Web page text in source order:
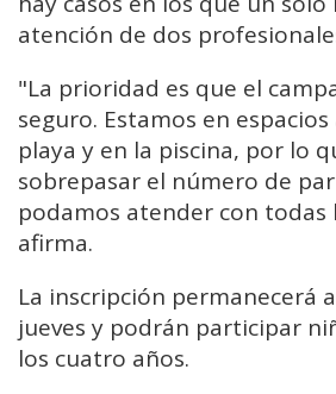
atención de dos
"La prioridad es que el
seguro. Estamos en
playa y en la piscina, por lo
sobrepasar el número de
podamos atender con todas
afirma.
La inscripción permanecerá
jueves y podrán participar
los cuatro años.